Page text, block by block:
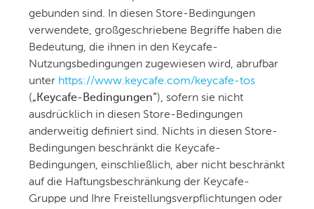
gebunden sind. In diesen Store-Bedingungen
verwendete, großgeschriebene Begriffe haben die
Bedeutung, die ihnen in den Keycafe-
Nutzungsbedingungen zugewiesen wird, abrufbar
unter https://www.keycafe.com/keycafe-tos
(„Keycafe-Bedingungen“), sofern sie nicht
ausdrücklich in diesen Store-Bedingungen
anderweitig definiert sind. Nichts in diesen Store-
Bedingungen beschränkt die Keycafe-
Bedingungen, einschließlich, aber nicht beschränkt
auf die Haftungsbeschränkung der Keycafe-
Gruppe und Ihre Freistellungsverpflichtungen oder